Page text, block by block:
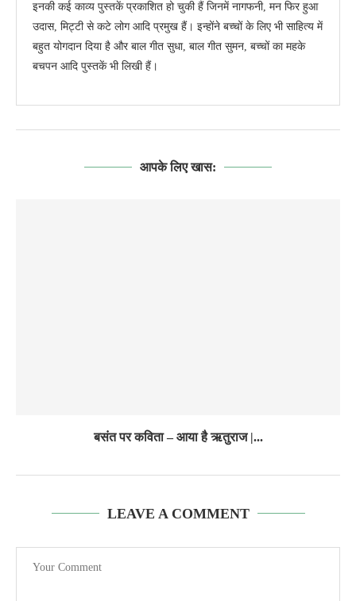
इनकी कई काव्य पुस्तकें प्रकाशित हो चुकी हैं जिनमें नागफनी, मन फिर हुआ
उदास, मिट्टी से कटे लोग आदि प्रमुख हैं। इन्होंने बच्चों के लिए भी साहित्य में
बहुत योगदान दिया है और बाल गीत सुधा, बाल गीत सुमन, बच्चों का महके
बचपन आदि पुस्तकें भी लिखी हैं।
आपके लिए खास:
बसंत पर कविता – आया है ऋतुराज |...
LEAVE A COMMENT